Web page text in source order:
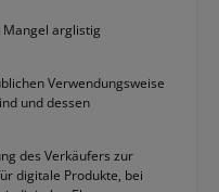
Mangel arglistig
Verwendungsweise
und dessen
des Verkäufers zur
digitale Produkte, bei